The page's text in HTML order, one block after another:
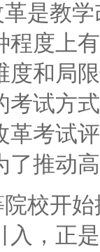
教学
程度上
度和局
考试方
革考试
了推动
开始
入，正